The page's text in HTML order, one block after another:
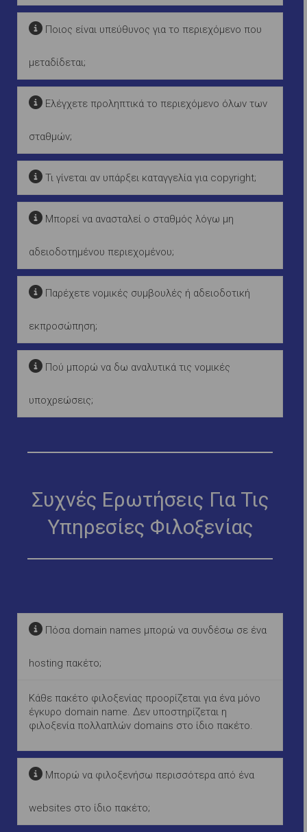
Ποιος είναι υπεύθυνος για το περιεχόμενο που
μεταδίδεται;
Ελέγχετε προληπτικά το περιεχόμενο όλων των
σταθμών;
Τι γίνεται αν υπάρξει καταγγελία για copyright;
Μπορεί να ανασταλεί ο σταθμός λόγω μη
αδειοδοτημένου περιεχομένου;
Παρέχετε νομικές συμβουλές ή αδειοδοτική
εκπροσώπηση;
Πού μπορώ να δω αναλυτικά τις νομικές
υποχρεώσεις;
Συχνές Ερωτήσεις Για Τις
Υπηρεσίες Φιλοξενίας
Πόσα domain names μπορώ να συνδέσω σε ένα
hosting πακέτο;
Κάθε πακέτο φιλοξενίας προορίζεται για ένα μόνο
έγκυρο domain name. Δεν υποστηρίζεται η
φιλοξενία πολλαπλών domains στο ίδιο πακέτο.
Μπορώ να φιλοξενήσω περισσότερα από ένα
websites στο ίδιο πακέτο;